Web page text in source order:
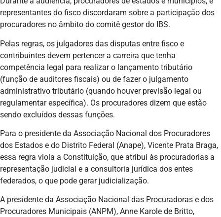
representantes do fisco discordaram sobre a participação dos
procuradores no âmbito do comitê gestor do IBS.
Pelas regras, os julgadores das disputas entre fisco e
contribuintes devem pertencer a carreira que tenha
competência legal para realizar o lançamento tributário
(função de auditores fiscais) ou de fazer o julgamento
administrativo tributário (quando houver previsão legal ou
regulamentar específica). Os procuradores dizem que estão
sendo excluídos dessas funções.
Para o presidente da Associação Nacional dos Procuradores
dos Estados e do Distrito Federal (Anape), Vicente Prata Braga,
essa regra viola a Constituição, que atribui às procuradorias a
representação judicial e a consultoria jurídica dos entes
federados, o que pode gerar judicialização.
A presidente da Associação Nacional das Procuradoras e dos
Procuradores Municipais (ANPM), Anne Karole de Britto,